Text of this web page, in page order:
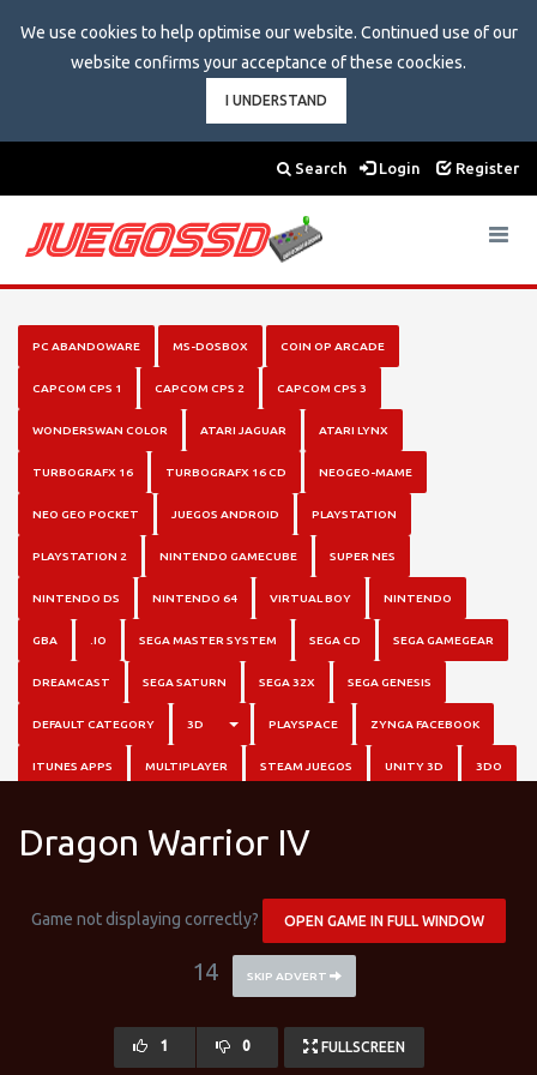
We use cookies to help optimise our website. Continued use of our
website confirms your acceptance of these coockies.
I UNDERSTAND
Search Login Register
Toggle
PC ABANDOWARE MS-DOSBOX COIN OP ARCADE
CAPCOM CPS 1 CAPCOM CPS 2 CAPCOM CPS 3
WONDERSWAN COLOR ATARI JAGUAR ATARI LYNX
TURBOGRAFX 16 TURBOGRAFX 16 CD NEOGEO-MAME
NEO GEO POCKET JUEGOS ANDROID PLAYSTATION
PLAYSTATION 2 NINTENDO GAMECUBE SUPER NES
NINTENDO DS NINTENDO 64 VIRTUAL BOY NINTENDO
GBA .IO SEGA MASTER SYSTEM SEGA CD SEGA GAMEGEAR
DREAMCAST SEGA SATURN SEGA 32X SEGA GENESIS
DEFAULT CATEGORY 3D TOGGLE DROPDOWN
PLAYSPACE ZYNGA FACEBOOK
ITUNES APPS MULTIPLAYER STEAM JUEGOS UNITY 3D 3DO
Dragon Warrior IV
Game not displaying correctly? OPEN GAME IN FULL WINDOW
13 SKIP ADVERT
1 0 FULLSCREEN